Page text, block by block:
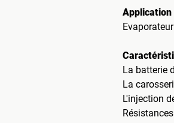
Application
La batterie
La
L'injection